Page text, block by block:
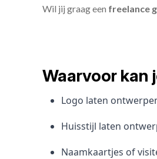
Wil jij graag een freelance
Waarvoor kan
Logo laten
Huisstijl laten
Naamkaartjes of